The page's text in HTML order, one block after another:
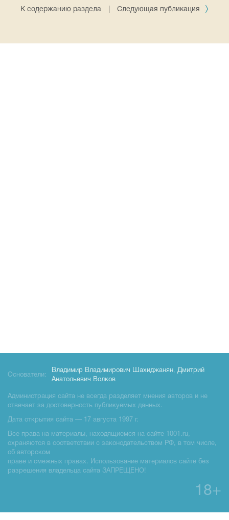
К содержанию раздела Следующая публикация
Основатели:
Владимир Владимирович Шахиджанян, Дмитрий
Анатольевич Волков
Администрация сайта не всегда разделяет мнения авторов и не
отвечает за достоверность публикуемых данных.
Дата открытия сайта — 17 августа 1997 г.
Все права на материалы, находящиемся на сайте 1001.ru,
охраняются в соответствии с законодательством РФ, в том числе,
об авторском
праве и смежных правах. Использование материалов сайте без
разрешения владельца сайта ЗАПРЕЩЕНО!
18+